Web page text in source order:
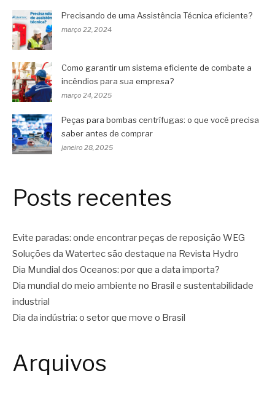
Precisando de uma Assistência Técnica eficiente?
março 22, 2024
Como garantir um sistema eficiente de combate a
incêndios para sua empresa?
março 24, 2025
Peças para bombas centrífugas: o que você precisa
saber antes de comprar
janeiro 28, 2025
Posts recentes
Evite paradas: onde encontrar peças de reposição WEG
Soluções da Watertec são destaque na Revista Hydro
Dia Mundial dos Oceanos: por que a data importa?
Dia mundial do meio ambiente no Brasil e sustentabilidade
industrial
Dia da indústria: o setor que move o Brasil
Arquivos